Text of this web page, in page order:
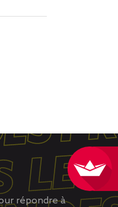
répondre à